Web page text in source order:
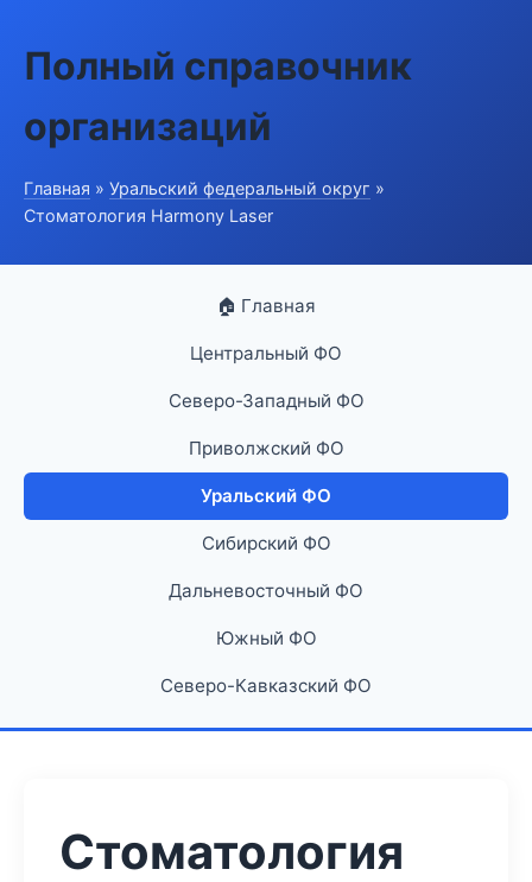
Полный справочник
организаций
Главная » Уральский федеральный округ »
Стоматология Harmony Laser
🏠 Главная
Центральный ФО
Северо-Западный ФО
Приволжский ФО
Уральский ФО
Сибирский ФО
Дальневосточный ФО
Южный ФО
Северо-Кавказский ФО
Стоматология